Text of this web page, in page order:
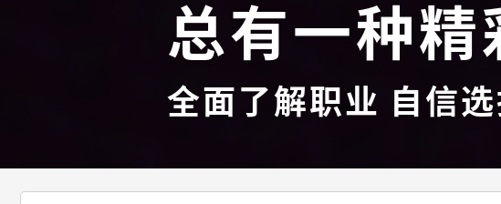
总有一种
全面了解职业 自信